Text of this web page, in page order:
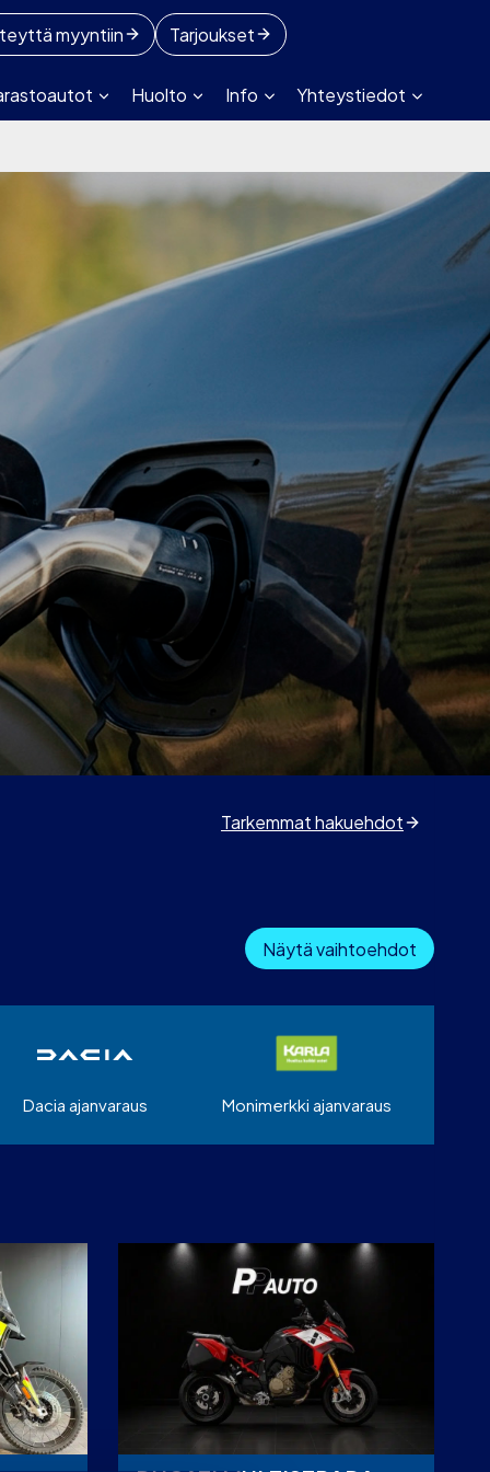
myyntiin Tarjoukset
Huolto Info Yhteystiedot
Tarkemmat hakuehdot
Näytä vaihtoehdot
Dacia ajanvaraus Monimerkki ajanvaraus